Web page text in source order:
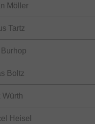
Möller
Tartz
Burhop
Boltz
Würth
Heisel